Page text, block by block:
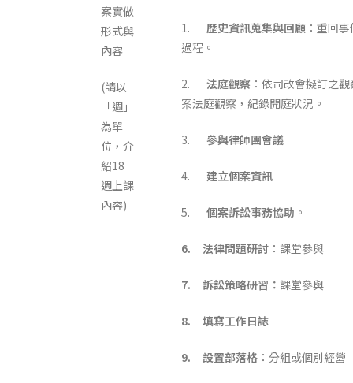
案實做
形式與
內容
(請以
「週」
為單
位，介
紹18
週上課
內容)
1.歷史資訊蒐集與回顧 ：重回
過程。
2.法庭觀察 ：依司改會擬訂之
案法庭觀察，紀錄開庭狀況。
3. 參與律師團會議
4.建立個案資訊
5.個案訴訟事務協助 。
6.法律問題研討 ：課堂參與
7.訴訟策略研習： 課堂參與
8.填寫工作日誌
9.設置部落格 ：分組或個別經營